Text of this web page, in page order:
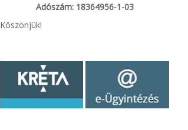
Adószám: 18364956-1-03
Köszönjük!